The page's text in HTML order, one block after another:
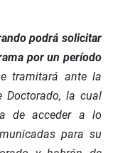
podrá solicitar
por un período
tramitará ante la
Doctorado, la cual
de acceder a lo
para su